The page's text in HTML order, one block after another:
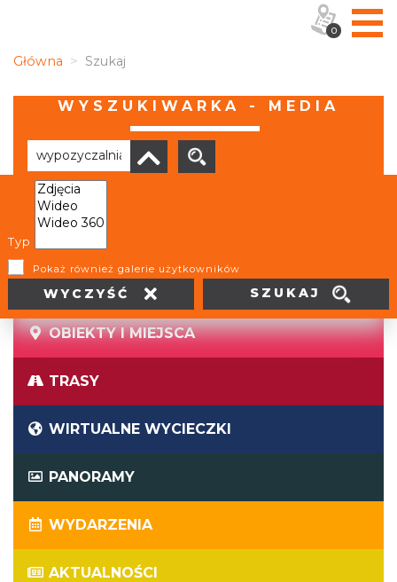
Główna Szukaj
WYSZUKIWARKA - MEDIA
Typ
Pokaż również galerie użytkowników
WYCZYŚĆ SZUKAJ
Brak wyników
OBIEKTY I MIEJSCA
TRASY
WIRTUALNE WYCIECZKI
PANORAMY
WYDARZENIA
AKTUALNOŚCI
0